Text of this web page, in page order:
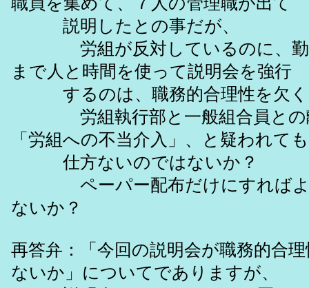
説明したとの事だが、
労組が反対しているのに、勤
まで人と時間を使って説明会を強行
するのは、職務的合理性を欠く
労組執行部と一般組合員との
「労組への不当介入」、と疑われても
仕方ないのではないか？
ペーパー配布だけにすればよ
ないか？
再答弁：「今回の説明会が職務的合
ないか」についてでありますが、